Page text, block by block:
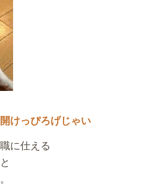
けっぴろげじゃい
に仕える